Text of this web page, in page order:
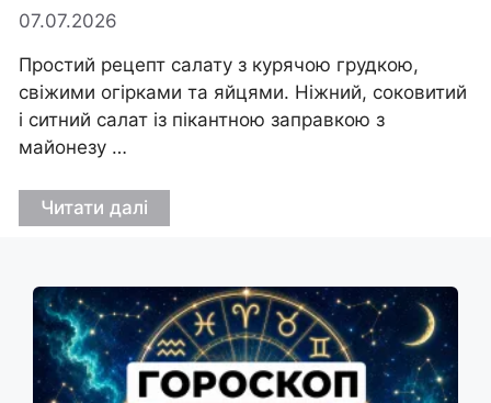
07.07.2026
Простий рецепт салату з курячою грудкою,
свіжими огірками та яйцями. Ніжний, соковитий
і ситний салат із пікантною заправкою з
майонезу …
Читати далі